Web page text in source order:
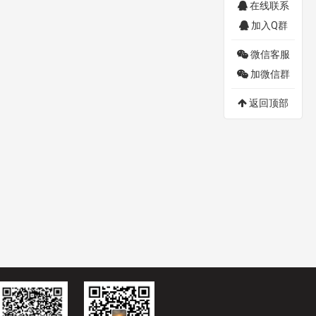
在线联系
加入Q群
微信客服
加微信群
返回顶部